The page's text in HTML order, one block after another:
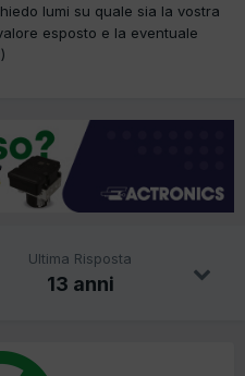
lumi su quale sia la vostra
esposto e la eventuale
Ultima Risposta
13 anni